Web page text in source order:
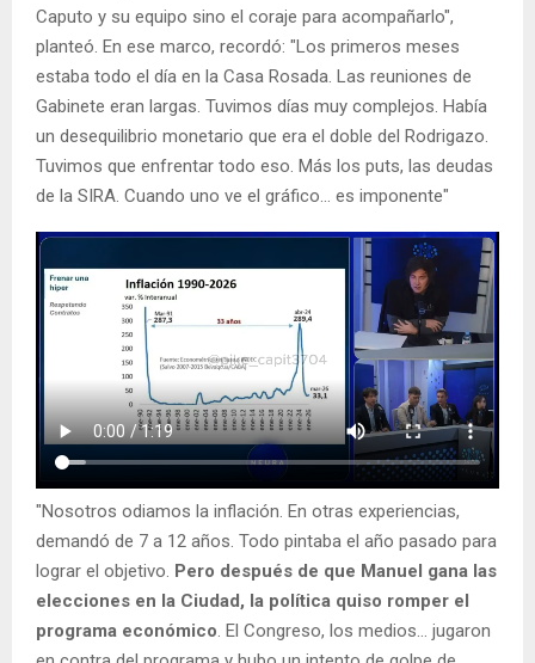
Caputo y su equipo sino el coraje para acompañarlo",
planteó. En ese marco, recordó: "Los primeros meses
estaba todo el día en la Casa Rosada. Las reuniones de
Gabinete eran largas. Tuvimos días muy complejos. Había
un desequilibrio monetario que era el doble del Rodrigazo.
Tuvimos que enfrentar todo eso. Más los puts, las deudas
de la SIRA. Cuando uno ve el gráfico… es imponente"
"Nosotros odiamos la inflación. En otras experiencias,
demandó de 7 a 12 años. Todo pintaba el año pasado para
lograr el objetivo. Pero después de que Manuel gana las
elecciones en la Ciudad, la política quiso romper el
programa económico. El Congreso, los medios… jugaron